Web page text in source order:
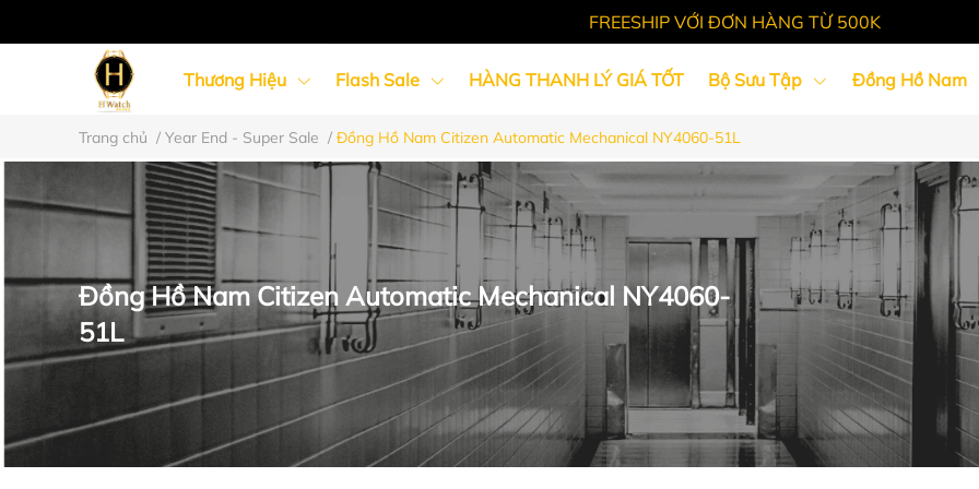
FREESHIP VỚI ĐƠN HÀNG TỪ 500K
Thương Hiệu Flash Sale HÀNG THANH LÝ GIÁ TỐT Bộ Sưu Tập Đồng Hồ Nam
Đồng Hồ Nữ Đồng Hồ Cặp Đôi
Trang chủ / Year End - Super Sale / Đồng Hồ Nam Citizen Automatic Mechanical NY4060-51L
Đồng Hồ Nam Citizen Automatic Mechanical NY4060-
51L